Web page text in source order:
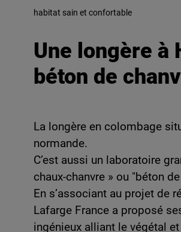
habitat sain et confortable
Une longère à
béton de
La longère en colombage
normande.
C’est aussi un laboratoire
chaux-chanvre » ou "béton
En s’associant au projet de
Lafarge France a proposé
ingénieux alliant le végétal